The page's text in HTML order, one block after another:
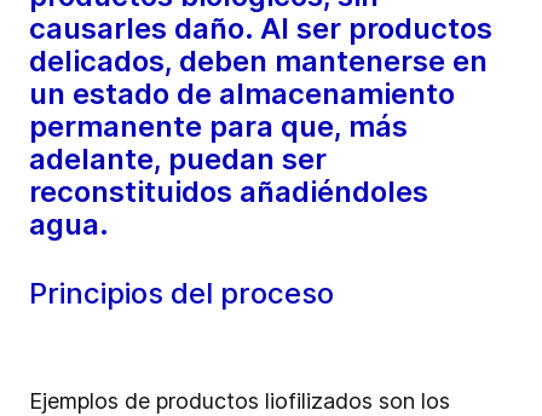
causarles daño. Al ser productos
delicados, deben mantenerse en
un estado de almacenamiento
permanente para que, más
adelante, puedan ser
reconstituidos añadiéndoles
agua.
Principios del proceso
Ejemplos de productos liofilizados son los